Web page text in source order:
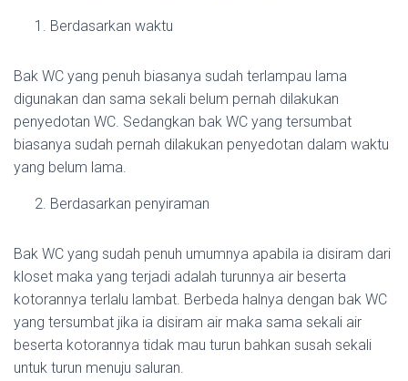
Berdasarkan waktu
Bak WC yang penuh biasanya sudah terlampau lama
digunakan dan sama sekali belum pernah dilakukan
penyedotan WC. Sedangkan bak WC yang tersumbat
biasanya sudah pernah dilakukan penyedotan dalam waktu
yang belum lama.
Berdasarkan penyiraman
Bak WC yang sudah penuh umumnya apabila ia disiram dari
kloset maka yang terjadi adalah turunnya air beserta
kotorannya terlalu lambat. Berbeda halnya dengan bak WC
yang tersumbat jika ia disiram air maka sama sekali air
beserta kotorannya tidak mau turun bahkan susah sekali
untuk turun menuju saluran.